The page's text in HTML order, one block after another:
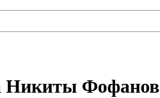
Никиты